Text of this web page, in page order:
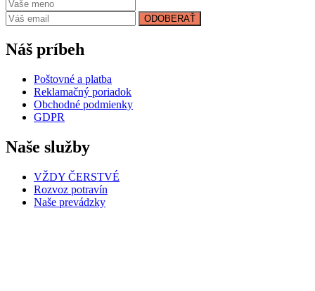
ODOBERAŤ
Náš príbeh
Poštovné a platba
Reklamačný poriadok
Obchodné podmienky
GDPR
Naše služby
VŽDY ČERSTVÉ
Rozvoz potravín
Naše prevádzky